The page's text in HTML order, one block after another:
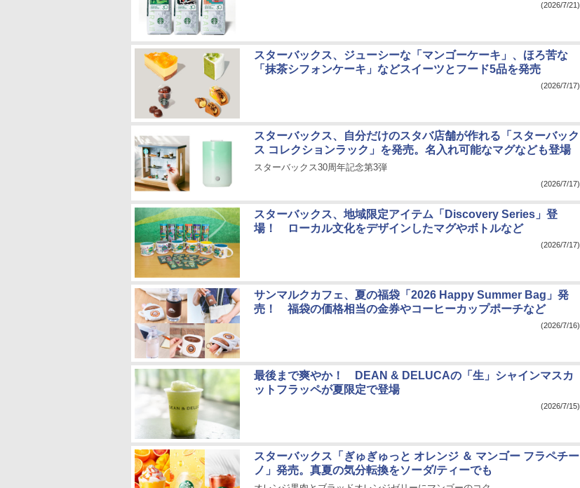
(2026/7/21)
スターバックス、ジューシーな「マンゴーケーキ」、ほろ苦な
「抹茶シフォンケーキ」などスイーツとフード5品を発売
(2026/7/17)
スターバックス、自分だけのスタバ店舗が作れる「スターバック
ス コレクションラック」を発売。名入れ可能なマグなども登場
スターバックス30周年記念第3弾
(2026/7/17)
スターバックス、地域限定アイテム「Discovery Series」登
場！ ローカル文化をデザインしたマグやボトルなど
(2026/7/17)
サンマルクカフェ、夏の福袋「2026 Happy Summer Bag」発
売！ 福袋の価格相当の金券やコーヒーカップポーチなど
(2026/7/16)
最後まで爽やか！ DEAN & DELUCAの「生」シャインマスカ
ットフラッペが夏限定で登場
(2026/7/15)
スターバックス「ぎゅぎゅっと オレンジ ＆ マンゴー フラペチー
ノ」発売。真夏の気分転換をソーダ/ティーでも